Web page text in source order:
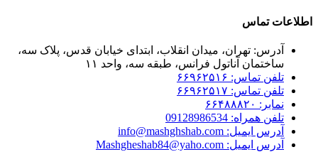
اطلاعات تماس
آدرس: تهران، میدان انقلاب، ابتدای خیابان قدس، پلاک سه،
ساختمان آناتول فرانس، طبقه سه، واحد ۱۱
تلفن تماس: ۶۶۹۶۲۵۱۶
تلفن تماس: ۶۶۹۶۲۵۱۷
نمابر: ۶۶۴۸۸۸۲۰
تلفن همراه: 09128986534
آدرس ایمیل: info@mashghshab.com
آدرس ایمیل: Mashgheshab84@yaho.com